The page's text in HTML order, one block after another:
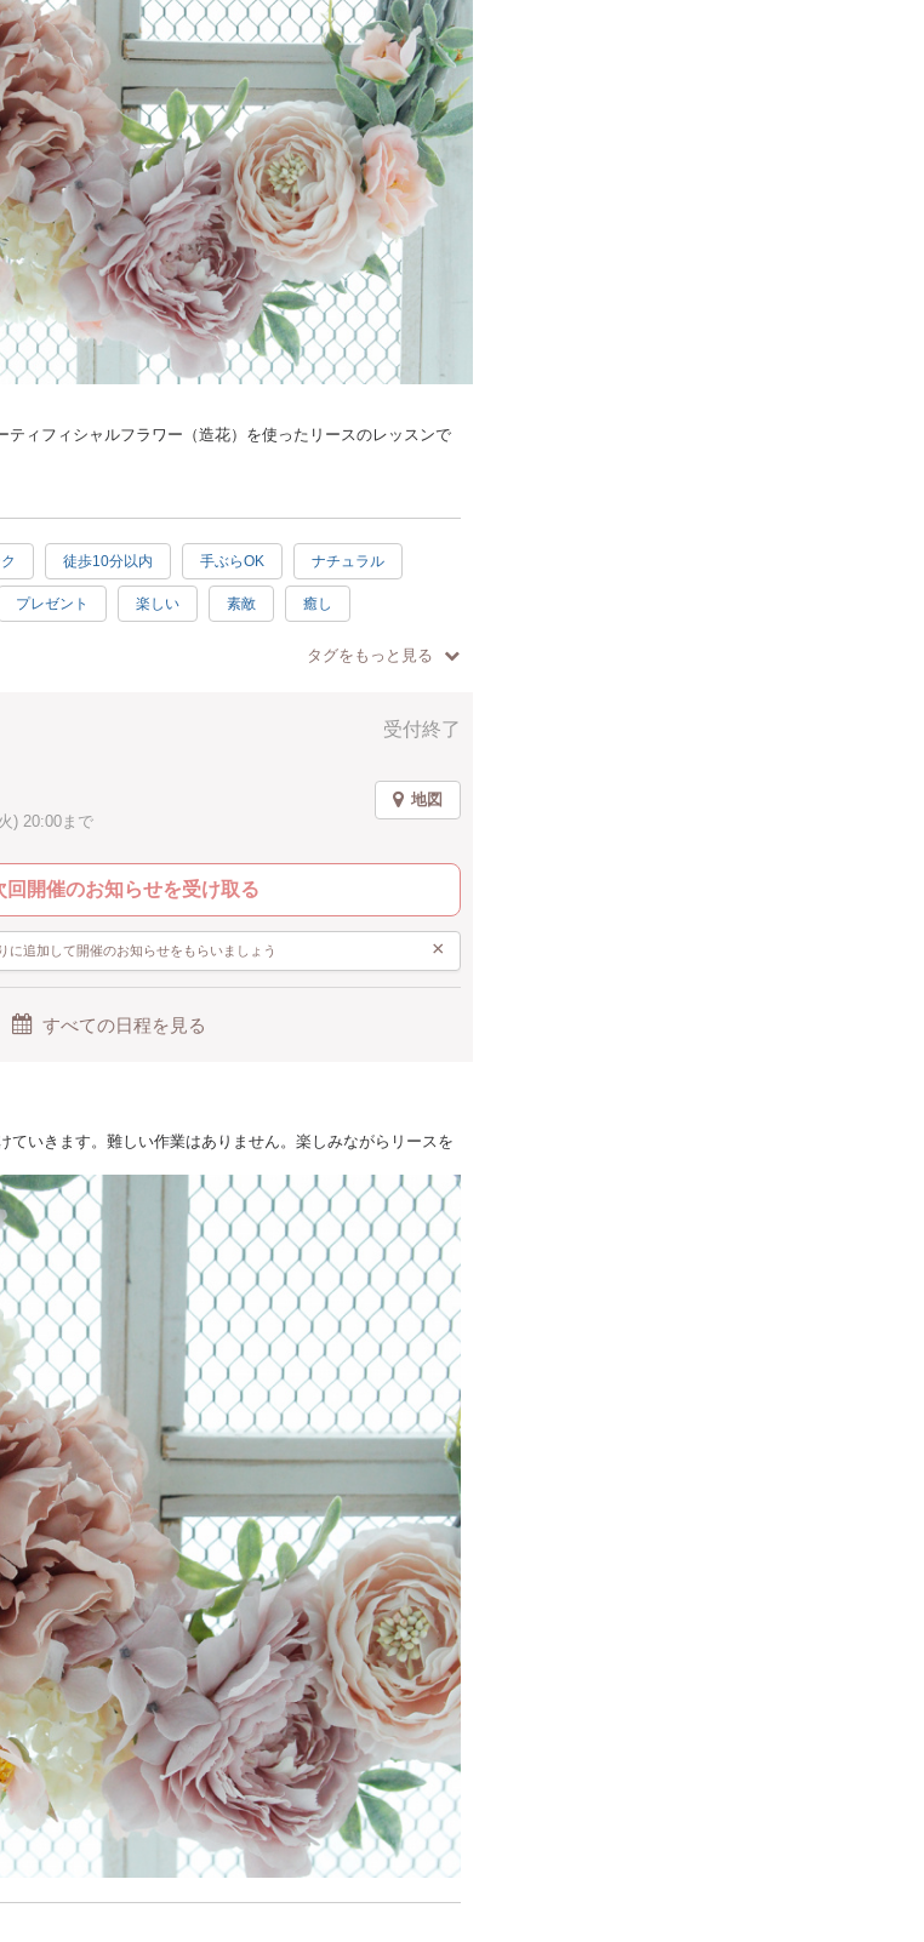
ティフィシャルフラワー（造花）を使ったリースのレッスンで
徒歩10分以内 手ぶらOK ナチュラル
プレゼント 楽しい 素敵 癒し
タグをもっと見る
受付終了
) 20:00まで
地図
回開催のお知らせを受け取る
に追加して開催のお知らせをもらいましょう ×
すべての日程を見る
ていきます。難しい作業はありません。楽しみながらリースを